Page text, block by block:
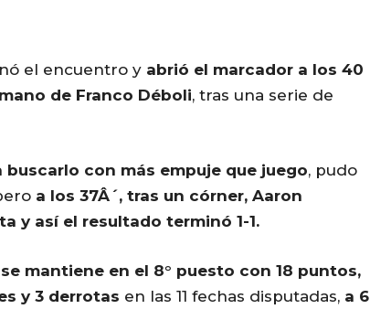
el encuentro y abrió el marcador a los 40
de Franco Déboli, tras una serie de
buscarlo con más empuje que juego, pudo
a los 37Â´, tras un córner, Aaron
y así el resultado terminó 1-1.
se mantiene en el 8° puesto con 18 puntos,
y 3 derrotas en las 11 fechas disputadas, a 6